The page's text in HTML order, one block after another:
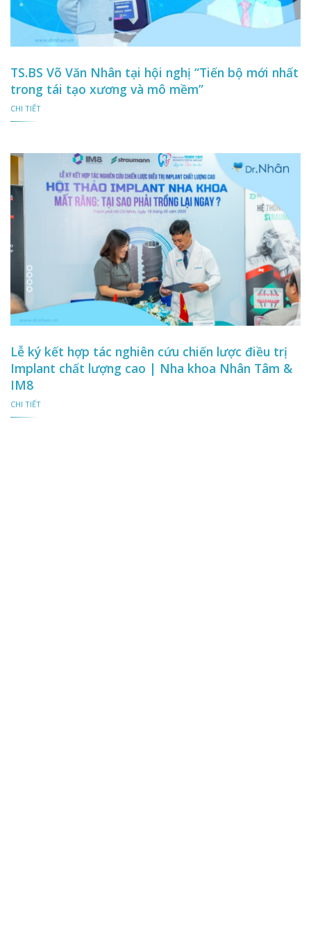
TS.BS Võ Văn Nhân tại hội nghị “Tiến bộ mới nhất
trong tái tạo xương và mô mềm”
CHI TIẾT
Lễ ký kết hợp tác nghiên cứu chiến lược điều trị
Implant chất lượng cao | Nha khoa Nhân Tâm &
IM8
CHI TIẾT